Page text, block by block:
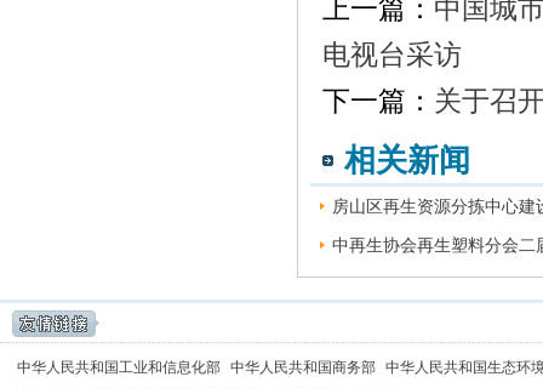
上一篇： 中国城
电视台采访
下一篇： 关于召
相关新闻
房山区再生资源分拣中心建
中再生协会再生塑料分会二
中华人民共和国工业和信息化部 中华人民共和国商务部 中华人民共和国生态环